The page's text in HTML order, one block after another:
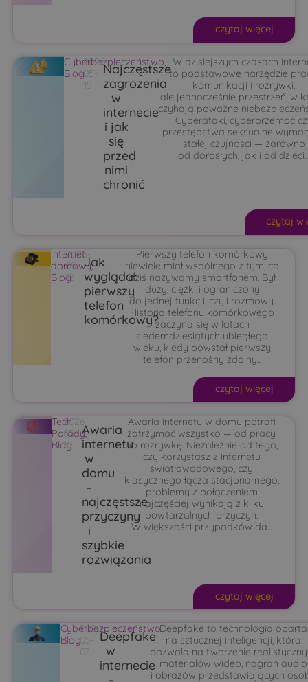
czytaj więcej
Cyberbezpieczeństwo
Blog
2026-
05-
15
Najczęstsze
zagrożenia
w
internecie
i jak
się
przed
nimi
chronić
W dzisiejszych czasach
to podstawowe narzędzie
komunikacji i rozrywki,
ale jednocześnie przestrzeń, w
czyhają poważne
Cyberataki, cyberprzemoc
przestępstwa seksualne
stałej czujności — zarówno
od dorosłych, jak i od
czytaj
Internet
domowy,
Blog
2026-
05-
12
Jak
wyglądał
pierwszy
telefon
komórkowy?
Pierwszy telefon komórkowy
niewiele miał wspólnego z tym, co
dziś nazywamy smartfonem. Był
duży, ciężki i ograniczony
do jednej funkcji, czyli rozmowy.
Historia telefonu komórkowego
zaczyna się w latach
siedemdziesiątych ubiegłego
wieku, kiedy powstał pierwszy
telefon przenośny zdolny...
czytaj więcej
Tech-
Porady,
Blog
2026-
05-
10
Awaria
internetu
w
domu
–
najczęstsze
przyczyny
i
szybkie
rozwiązania
Awaria internetu w domu potrafi
zatrzymać wszystko — od pracy
po rozrywkę. Niezależnie od tego,
czy korzystasz z internetu
światłowodowego, czy
klasycznego łącza stacjonarnego,
problemy z połączeniem
najczęściej wynikają z kilku
powtarzalnych przyczyn.
W większości przypadków da...
czytaj więcej
Cyberbezpieczeństwo,
Blog
2026-
05-
07
Deepfake
w
internecie
Deepfake to technologia oparta
na sztucznej inteligencji, która
pozwala na tworzenie
materiałów wideo, nagrań audio
i obrazów przedstawiających